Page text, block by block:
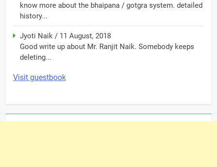
know more about the bhaipana / gotgra system. detailed
history...
Jyoti Naik / 11 August, 2018
Good write up about Mr. Ranjit Naik. Somebody keeps
deleting...
Visit guestbook